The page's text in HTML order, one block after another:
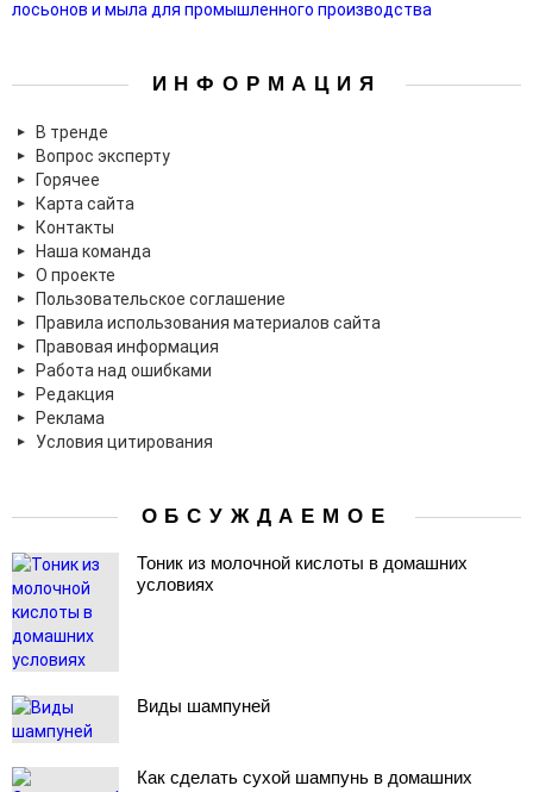
ИНФОРМАЦИЯ
В тренде
Вопрос эксперту
Горячее
Карта сайта
Контакты
Наша команда
О проекте
Пользовательское соглашение
Правила использования материалов сайта
Правовая информация
Работа над ошибками
Редакция
Реклама
Условия цитирования
ОБСУЖДАЕМОЕ
Тоник из молочной кислоты в домашних
условиях
Виды шампуней
Как сделать сухой шампунь в домашних